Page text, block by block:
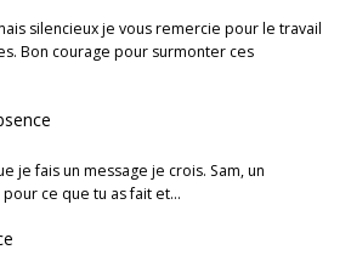
silencieux je vous remercie pour le travail
Bon courage pour surmonter ces
je fais un message je crois. Sam, un
pour ce que tu as fait et…